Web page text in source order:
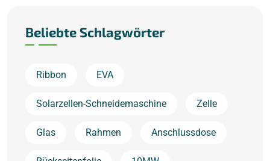
Beliebte Schlagwörter
Ribbon EVA
Solarzellen-Schneidemaschine Zelle
Glas Rahmen Anschlussdose